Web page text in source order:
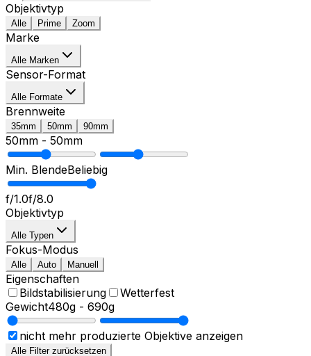
Objektivtyp
Alle Prime Zoom
Marke
Alle Marken
Sensor-Format
Alle Formate
Brennweite
35mm 50mm 90mm
50mm - 50mm
Min. BlendeBeliebig
f/1.0f/8.0
Objektivtyp
Alle Typen
Fokus-Modus
Alle Auto Manuell
Eigenschaften
Bildstabilisierung
Wetterfest
Gewicht480g - 690g
nicht mehr produzierte Objektive anzeigen
Alle Filter zurücksetzen